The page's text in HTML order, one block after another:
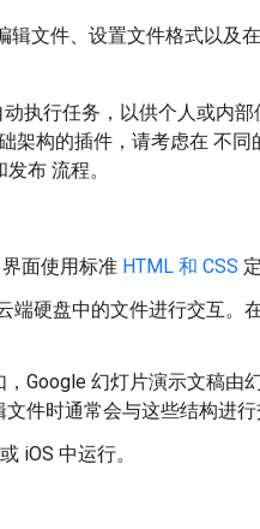
文件、设置文件格式以及
执行任务，以供个人或内
架构的插件，请考虑在 不同
布 流程。
面使用标准 HTML 和 CSS
端硬盘中的文件进行交互。
Google 幻灯片演示文稿由
件时通常会与这些结构进行
iOS 中运行。